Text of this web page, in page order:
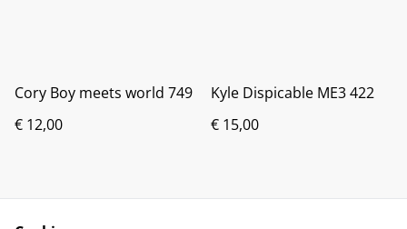
Cory Boy meets world 749
€ 12,00
Kyle Dispicable ME3 422
€ 15,00